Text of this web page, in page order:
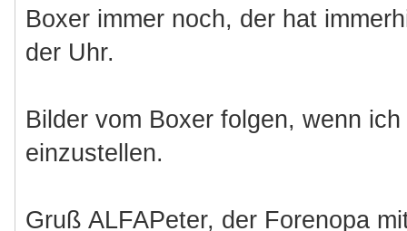
Boxer immer noch, der hat
der Uhr.
Bilder vom Boxer folgen, wenn
einzustellen.
Gruß ALFAPeter, der Forenopa